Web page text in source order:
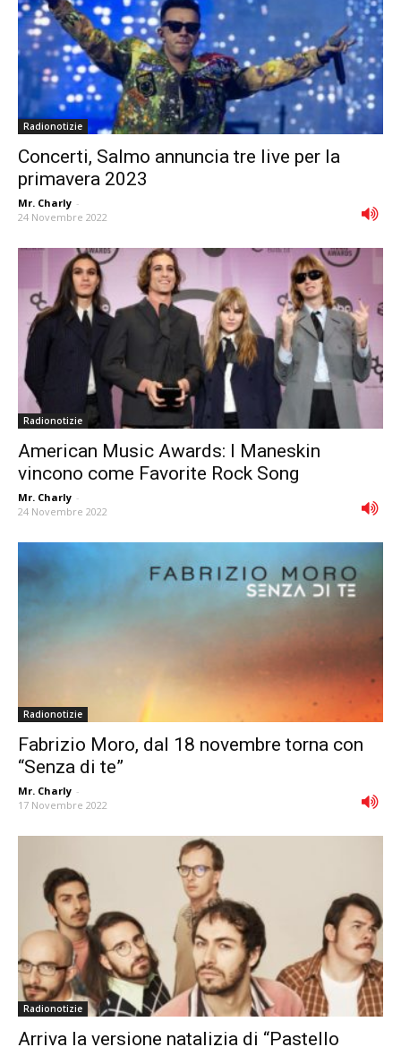
Radionotizie
Concerti, Salmo annuncia tre live per la
primavera 2023
Mr. Charly -
24 Novembre 2022
Radionotizie
American Music Awards: I Maneskin
vincono come Favorite Rock Song
Mr. Charly -
24 Novembre 2022
Radionotizie
Fabrizio Moro, dal 18 novembre torna con
“Senza di te”
Mr. Charly -
17 Novembre 2022
Radionotizie
Arriva la versione natalizia di “Pastello